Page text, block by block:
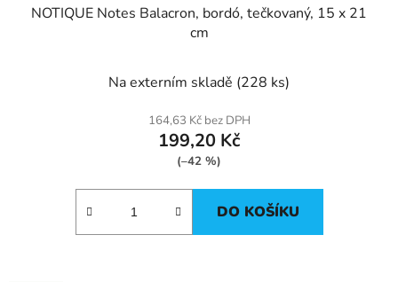
NOTIQUE Notes Balacron, bordó, tečkovaný, 15 x 21
cm
Na externím skladě (228 ks)
164,63 Kč bez DPH
199,20 Kč
(–42 %)
DO KOŠÍKU